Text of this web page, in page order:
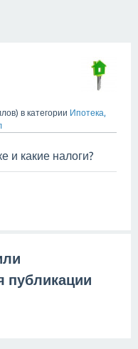
в категории Ипотека,
и какие налоги?
публикации